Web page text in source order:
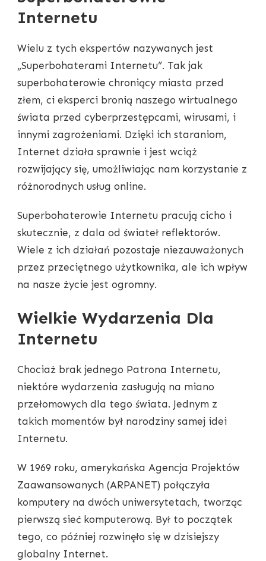
Internetu
Wielu z tych ekspertów nazywanych jest
„Superbohaterami Internetu”. Tak jak
superbohaterowie chroniący miasta przed
złem, ci eksperci bronią naszego wirtualnego
świata przed cyberprzestępcami, wirusami, i
innymi zagrożeniami. Dzięki ich staraniom,
Internet działa sprawnie i jest wciąż
rozwijający się, umożliwiając nam korzystanie z
różnorodnych usług online.
Superbohaterowie Internetu pracują cicho i
skutecznie, z dala od świateł reflektorów.
Wiele z ich działań pozostaje niezauważonych
przez przeciętnego użytkownika, ale ich wpływ
na nasze życie jest ogromny.
Wielkie Wydarzenia Dla
Internetu
Chociaż brak jednego Patrona Internetu,
niektóre wydarzenia zasługują na miano
przełomowych dla tego świata. Jednym z
takich momentów był narodziny samej idei
Internetu.
W 1969 roku, amerykańska Agencja Projektów
Zaawansowanych (ARPANET) połączyła
komputery na dwóch uniwersytetach, tworząc
pierwszą sieć komputerową. Był to początek
tego, co później rozwinęło się w dzisiejszy
globalny Internet.